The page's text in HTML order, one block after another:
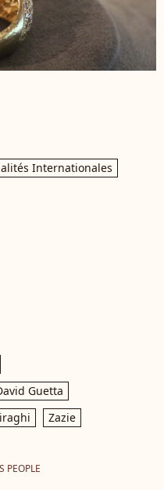
Internationales
Guetta
Zazie
PEOPLE